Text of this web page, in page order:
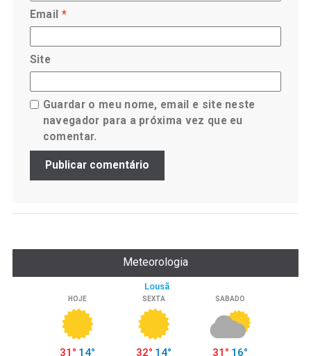
Email *
Site
Guardar o meu nome, email e site neste
navegador para a próxima vez que eu
comentar.
Meteorologia